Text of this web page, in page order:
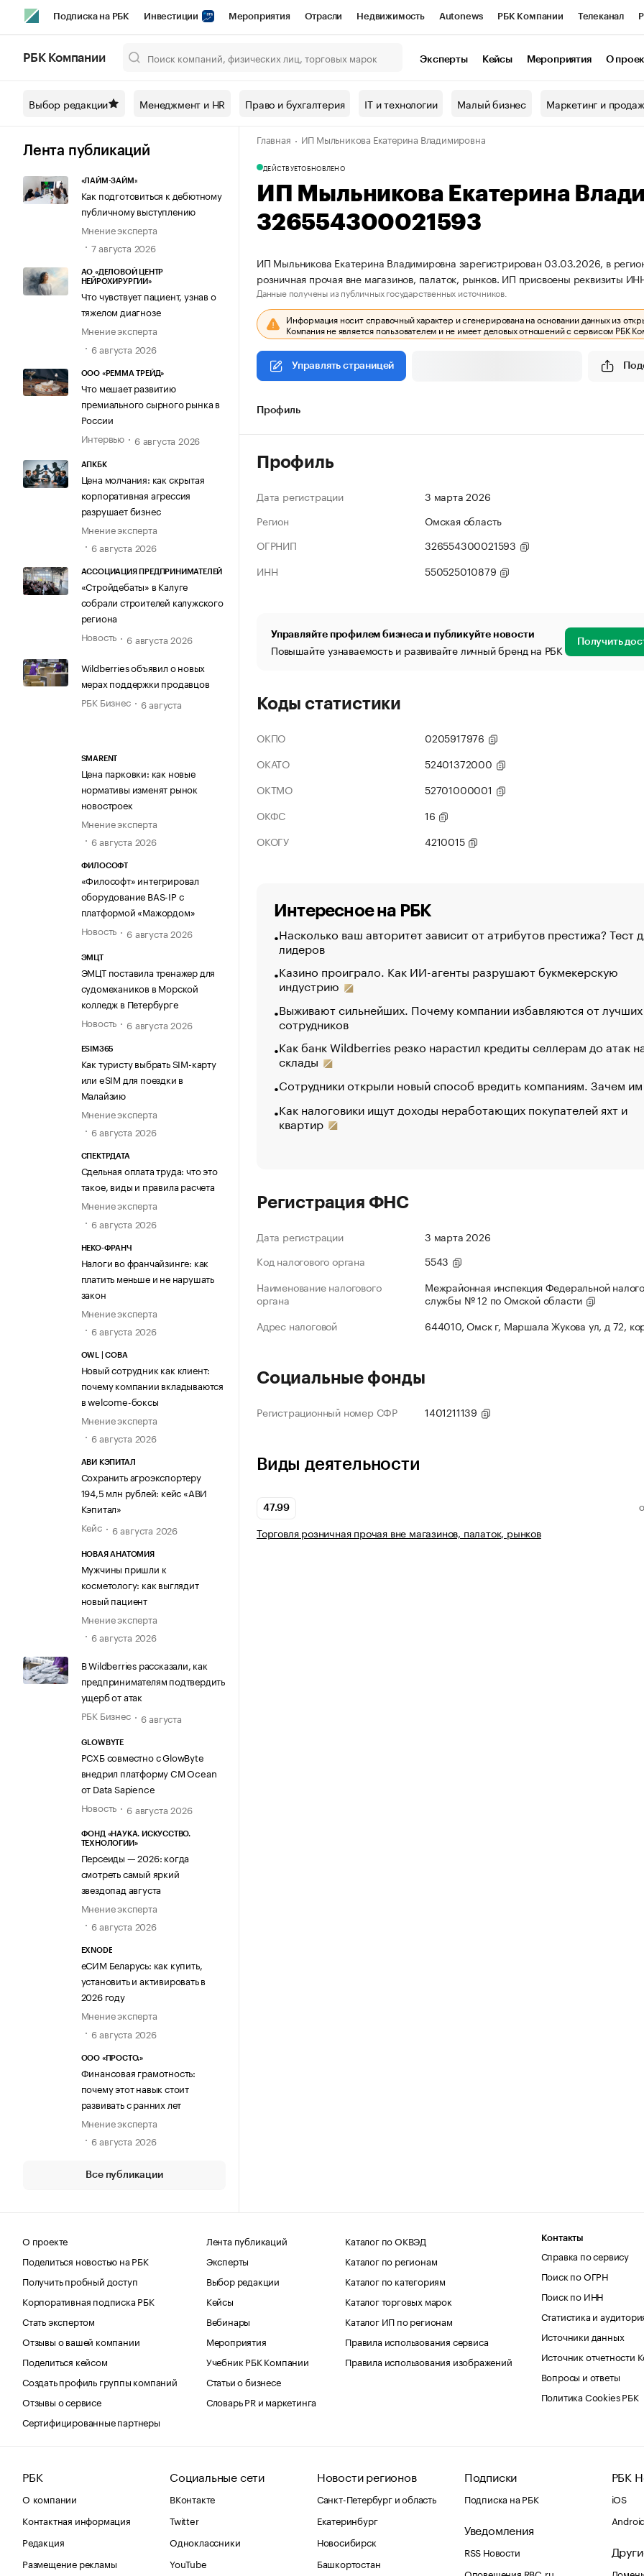
Подписка на РБК Инвестиции Мероприятия Отрасли Недвижимость Autonews РБК Компании Телеканал
Спецпроекты СПб Конференции СПб Спецпроекты Проверка контрагентов
Технологии и медиа Рынок наличной валюты
РБК Компании Эксперты Кейсы Мероприятия О
Выбор редакции Менеджмент и HR Право и бухгалтерия IT и технологии Малый бизнес Маркетинг и
Лента публикаций
«ЛАЙМ-ЗАЙМ»
Как подготовиться к дебютному
публичному выступлению
Мнение эксперта
7 августа 2026
АО «ДЕЛОВОЙ ЦЕНТР
НЕЙРОХИРУРГИИ»
Что чувствует пациент, узнав о
тяжелом диагнозе
Мнение эксперта
6 августа 2026
ООО «РЕММА ТРЕЙД»
Что мешает развитию
премиального сырного рынка в
России
Интервью
6 августа 2026
АПКБК
Цена молчания: как скрытая
корпоративная агрессия
разрушает бизнес
Мнение эксперта
6 августа 2026
АССОЦИАЦИЯ ПРЕДПРИНИМАТЕЛЕЙ
«Стройдебаты» в Калуге
собрали строителей калужского
региона
Новость
6 августа 2026
Wildberries объявил о новых
мерах поддержки продавцов
РБК Бизнес
6 августа
SMARENT
Цена парковки: как новые
нормативы изменят рынок
новостроек
Мнение эксперта
6 августа 2026
ФИЛОСОФТ
«Философт» интегрировал
оборудование BAS-IP с
платформой «Мажордом»
Новость
6 августа 2026
ЭМЦТ
ЭМЦТ поставила тренажер для
судомехаников в Морской
колледж в Петербурге
Новость
6 августа 2026
ESIM365
Как туристу выбрать SIM-карту
или eSIM для поездки в
Малайзию
Мнение эксперта
6 августа 2026
СПЕКТРДАТА
Сдельная оплата труда: что это
такое, виды и правила расчета
Мнение эксперта
6 августа 2026
НЕКО-ФРАНЧ
Налоги во франчайзинге: как
платить меньше и не нарушать
закон
Мнение эксперта
6 августа 2026
OWL | СОВА
Новый сотрудник как клиент:
почему компании вкладываются
в welcome-боксы
Мнение эксперта
6 августа 2026
АВИ КЭПИТАЛ
Сохранить агроэкспортеру
194,5 млн рублей: кейс «АВИ
Кэпитал»
Кейс
6 августа 2026
НОВАЯ АНАТОМИЯ
Мужчины пришли к
косметологу: как выглядит
новый пациент
Мнение эксперта
6 августа 2026
В Wildberries рассказали, как
предпринимателям подтвердить
ущерб от атак
РБК Бизнес
6 августа
GLOWBYTE
РСХБ совместно с GlowByte
внедрил платформу CM Ocean
от Data Sapience
Новость
6 августа 2026
ФОНД «НАУКА. ИСКУССТВО.
ТЕХНОЛОГИИ»
Персеиды — 2026: когда
смотреть самый яркий
звездопад августа
Мнение эксперта
6 августа 2026
EXNODE
еСИМ Беларусь: как купить,
установить и активировать в
2026 году
Мнение эксперта
6 августа 2026
ООО «ПРОСТО.»
Финансовая грамотность:
почему этот навык стоит
развивать с ранних лет
Мнение эксперта
6 августа 2026
Все публикации
Главная ИП Мыльникова Екатерина Владимировна
ДЕЙСТВУЕТОБНОВЛЕНО
ИП Мыльникова Екатерина
326554300021593
ИП Мыльникова Екатерина Владимировна зарегистрирован 03.03.2026, в
розничная прочая вне магазинов, палаток, рынков. ИП присвоены
Данные получены из публичных государственных источников.
Информация носит справочный характер и сгенерирована на основании данных из
Компания не является пользователем и не имеет деловых отношений с сервисом РБК
Управлять страницей
Профиль
Профиль
Дата регистрации
3 марта 2026
Регион
Омская область
ОГРНИП
326554300021593
ИНН
550525010879
Управляйте профилем бизнеса и публикуйте новости
Повышайте узнаваемость и развивайте личный бренд на РБК Получить
Коды статистики
ОКПО
0205917976
ОКАТО
52401372000
ОКТМО
52701000001
ОКФС
16
ОКОГУ
4210015
Интересное на РБК
Насколько ваш авторитет зависит от атрибутов престижа? Тест
лидеров
Казино проиграло. Как ИИ-агенты разрушают букмекерскую
индустрию
Выживают сильнейших. Почему компании избавляются от лучших
сотрудников
Как банк Wildberries резко нарастил кредиты селлерам до атак
склады
Сотрудники открыли новый способ вредить компаниям. Зачем
Как налоговики ищут доходы неработающих покупателей яхт и
квартир
Регистрация ФНС
Дата регистрации
3 марта 2026
Код налогового органа
5543
Наименование налогового
органа
Межрайонная инспекция Федеральной
службы № 12 по Омской области
Адрес налоговой
644010, Омск г, Маршала Жукова ул, д 72,
Социальные фонды
Регистрационный номер СФР 1401211139
Виды деятельности
47.99
Торговля розничная прочая вне магазинов, палаток, рынков
О проекте
Поделиться новостью на РБК
Получить пробный доступ
Корпоративная подписка РБК
Стать экспертом
Отзывы о вашей компании
Поделиться кейсом
Создать профиль группы компаний
Отзывы о сервисе
Сертифицированные партнеры
Лента публикаций
Эксперты
Выбор редакции
Кейсы
Вебинары
Мероприятия
Учебник РБК Компании
Статьи о бизнесе
Словарь PR и маркетинга
Каталог по ОКВЭД
Каталог по регионам
Каталог по категориям
Каталог торговых марок
Каталог ИП по регионам
Правила использования сервиса
Правила использования изображений
Контакты
Справка по сервису
Поиск по ОГРН
Поиск по ИНН
Статистика и
Источники данных
Источник отчетности
Вопросы и ответы
Политика Cookies РБК
РБК
О компании
Контактная информация
Редакция
Размещение рекламы
Социальные сети
ВКонтакте
Twitter
Одноклассники
YouTube
Новости регионов
Санкт-Петербург и область
Екатеринбург
Новосибирск
Башкортостан
Подписки
Подписка на РБК
Уведомления
RSS Новости
Оповещения RBC.ru
РБК
iOS